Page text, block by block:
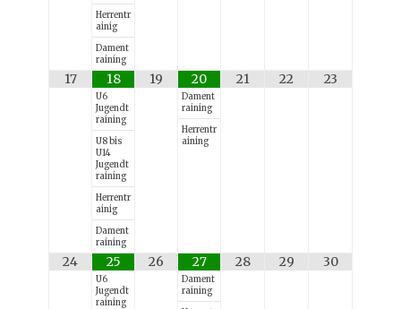
Herrentr
ainig
Dament
raining
17 18
U6
Jugendt
raining
U8 bis
U14
Jugendt
raining
Herrentr
ainig
Dament
raining
19 20
Dament
raining
Herrentr
aining
21 22 23
24 25
U6
Jugendt
raining
26 27
Dament
raining
28 29 30